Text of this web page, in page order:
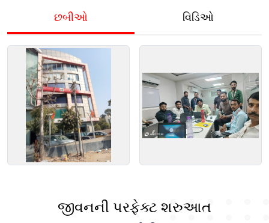
છબીઓ વિડિઓ
જીવનની પરફેક્ટ શરુઆત